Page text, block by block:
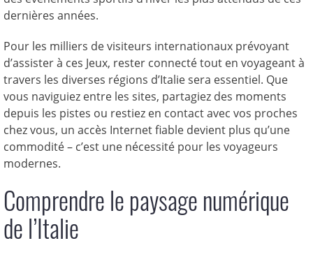
dernières années.
Pour les milliers de visiteurs internationaux prévoyant
d’assister à ces Jeux, rester connecté tout en voyageant à
travers les diverses régions d’Italie sera essentiel. Que
vous naviguiez entre les sites, partagiez des moments
depuis les pistes ou restiez en contact avec vos proches
chez vous, un accès Internet fiable devient plus qu’une
commodité – c’est une nécessité pour les voyageurs
modernes.
Comprendre le paysage numérique
de l’Italie